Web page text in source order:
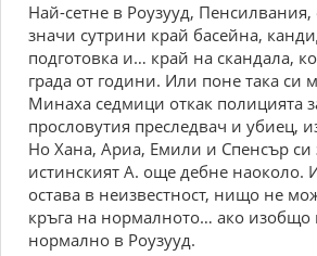
Най-сетне в Роузууд, Пенсилвания,
значи сутрини край басейна,
подготовка и… край на скандала,
града от години. Или поне така си
Минаха седмици откак полицията
прословутия преследвач и убиец,
Но Хана, Ариа, Емили и Спенсър си
истинският А. още дебне наоколо.
остава в неизвестност, нищо не
кръга на нормалното… ако
нормално в Роузууд.